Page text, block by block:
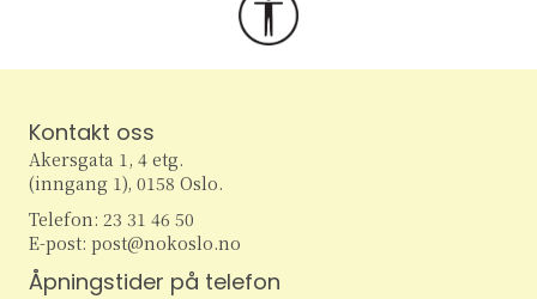
Kontakt oss
Akersgata 1, 4 etg.
(inngang 1), 0158 Oslo.
Telefon: 23 31 46 50
E-post: post@nokoslo.no
Åpningstider på telefon